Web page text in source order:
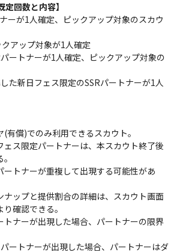
定回数と内容】
ーが1人確定、ピックアップ対象のスカウ
アップ対象が1人確定
ートナーが1人確定、ピックアップ対象の
た新日フェス限定のSSRパートナーが1人
償)でのみ利用できるスカウト。
ス限定パートナーは、本スカウト終了後
トナーが重複して出現する可能性があ
ップと提供割合の詳細は、スカウト画面
確認できる。
ナーが出現した場合、パートナーの限界
ートナーが出現した場合、パートナーはダ